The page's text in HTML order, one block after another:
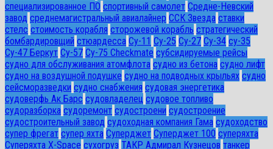
специализированное ПО спортивный самолет Средне-Невский
завод среднемагистральный авиалайнер ССК Звезда ставки
стелс стоимость корабля сторожевой корабль стратегический
бомбардировщий стюардесса Су-11 Су-25 Су-27 Су-34 су-35
Су-47 Беркут Су-57 Су-75 Checkmate субсидируемые рейсы
судно для обслуживания атомфлота судно из бетона судно лифт
судно на воздушной подушке судно на подводных крыльях судно
сейсморазведки судно снабжения судовая энергетика
судоверфь Ак Барс судовладелец судовое топливо
судоразборка судоремонт судостроени судостроение
судостроительный завод судоходная компания Гама судоходство
супер фрегат супер яхта Суперджет Суперджет 100 суперяхта
Суперяхта X-Space сухогруз ТАКР Адмирал Кузнецов танкер